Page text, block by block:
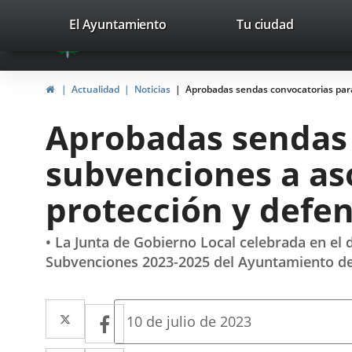
Portal
Web
del
Valladolid
avaTop
valladolid.es
El Ayuntamiento Tu ciudad
InicioActualidad Noticias Aprobadas sendas convocatorias
Aprobadas
subvenciones a
protección y
• La Junta de Gobierno Local celebrada en
Subvenciones 2023-2025 del Ayuntamiento
Twitter
Enlace
a
Facebook
Enlace
a
Fecha
10 de julio de 2023